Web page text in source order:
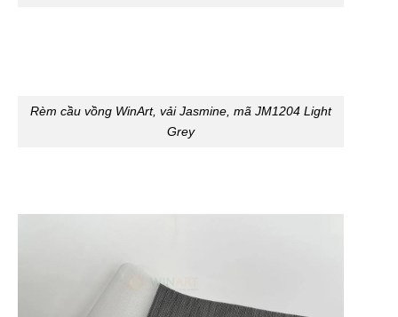
Rèm cầu vồng WinArt, vải Jasmine, mã JM1204 Light
Grey